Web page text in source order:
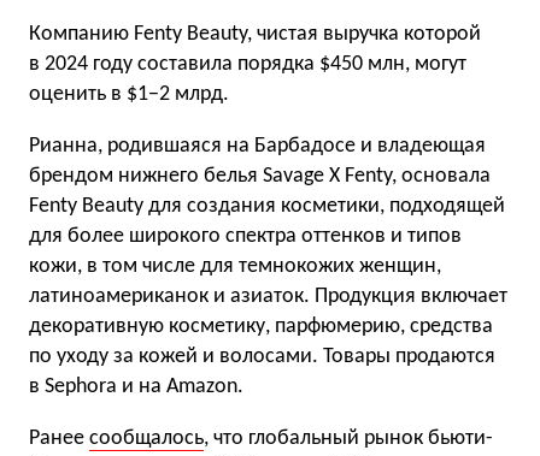
Компанию Fenty Beauty, чистая выручка которой
в 2024 году составила порядка $450 млн, могут
оценить в $1−2 млрд.
Рианна, родившаяся на Барбадосе и владеющая
брендом нижнего белья Savage X Fenty, основала
Fenty Beauty для создания косметики, подходящей
для более широкого спектра оттенков и типов
кожи, в том числе для темнокожих женщин,
латиноамериканок и азиаток. Продукция включает
декоративную косметику, парфюмерию, средства
по уходу за кожей и волосами. Товары продаются
в Sephora и на Amazon.
Ранее сообщалось, что глобальный рынок бьюти-